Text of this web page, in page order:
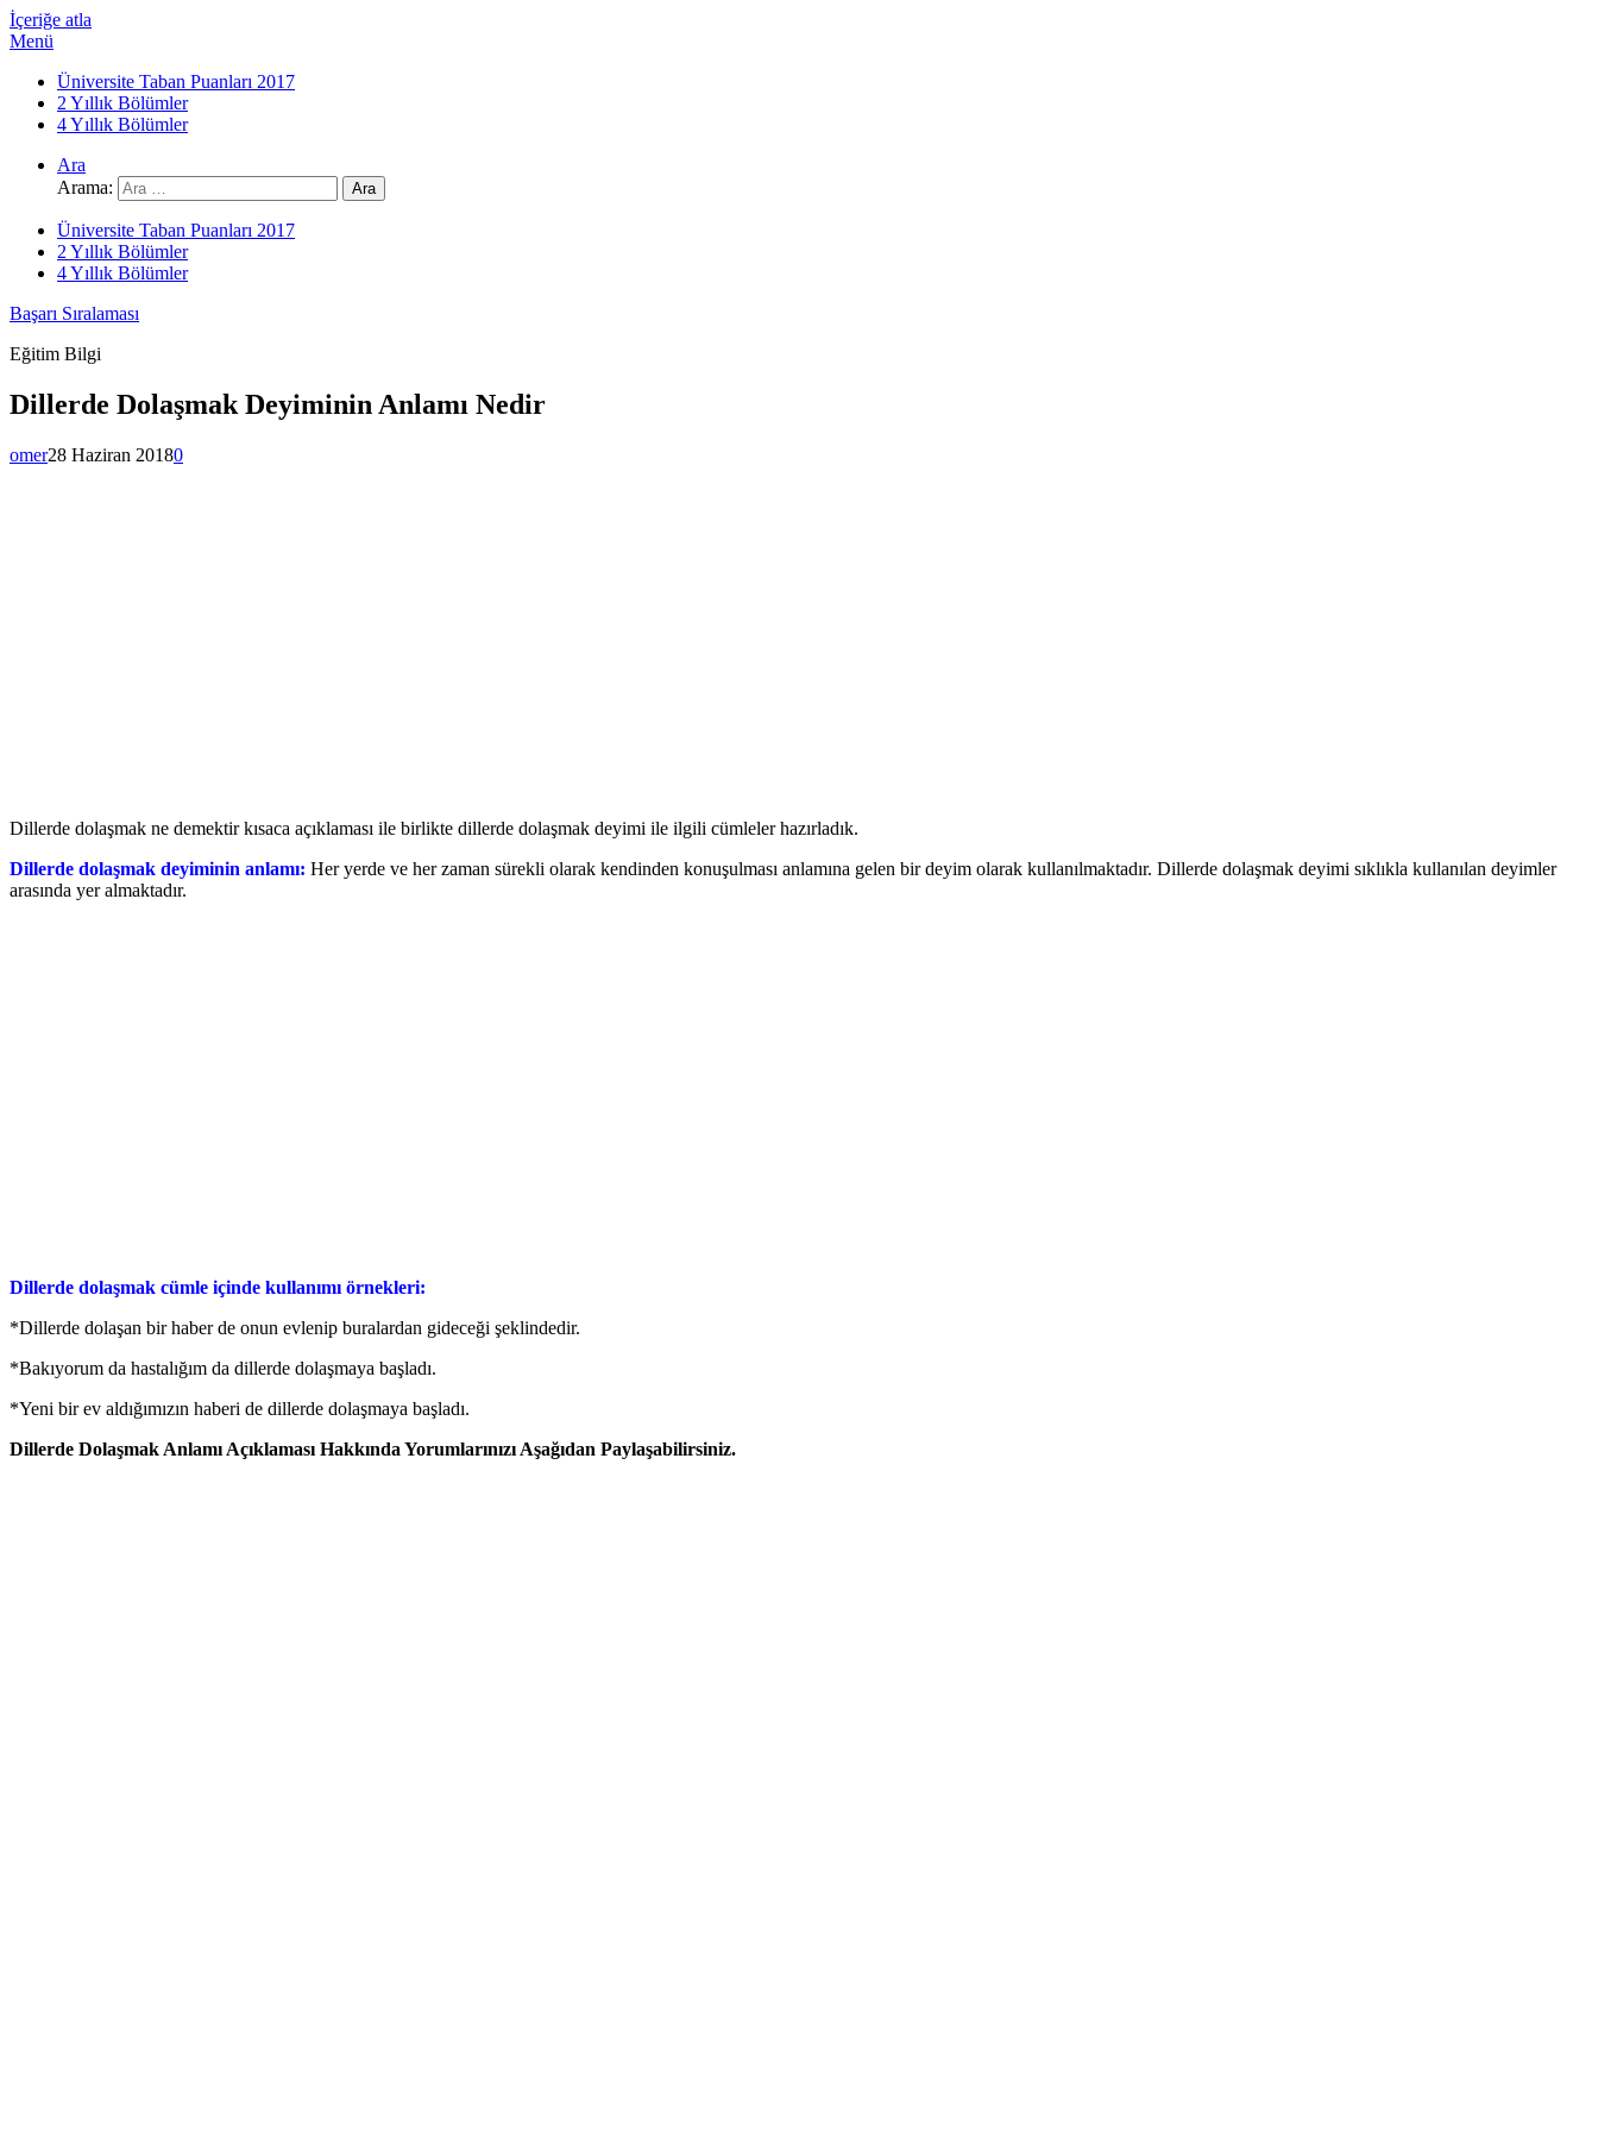
İçeriğe atla
Menü
Üniversite Taban Puanları 2017
2 Yıllık Bölümler
4 Yıllık Bölümler
Ara
Arama:
Üniversite Taban Puanları 2017
2 Yıllık Bölümler
4 Yıllık Bölümler
Başarı Sıralaması
Eğitim Bilgi
Dillerde Dolaşmak Deyiminin Anlamı Nedir
omer28 Haziran 20180
Dillerde dolaşmak ne demektir kısaca açıklaması ile birlikte dillerde dolaşmak deyimi ile ilgili cümleler hazırladık.
Dillerde dolaşmak deyiminin anlamı: Her yerde ve her zaman sürekli olarak kendinden konuşulması anlamına gelen bir deyim olarak kullanılmaktadır. Dillerde dolaşmak deyimi sıklıkla kullanılan deyimler
arasında yer almaktadır.
Dillerde dolaşmak cümle içinde kullanımı örnekleri:
*Dillerde dolaşan bir haber de onun evlenip buralardan gideceği şeklindedir.
*Bakıyorum da hastalığım da dillerde dolaşmaya başladı.
*Yeni bir ev aldığımızın haberi de dillerde dolaşmaya başladı.
Dillerde Dolaşmak Anlamı Açıklaması Hakkında Yorumlarınızı Aşağıdan Paylaşabilirsiniz.